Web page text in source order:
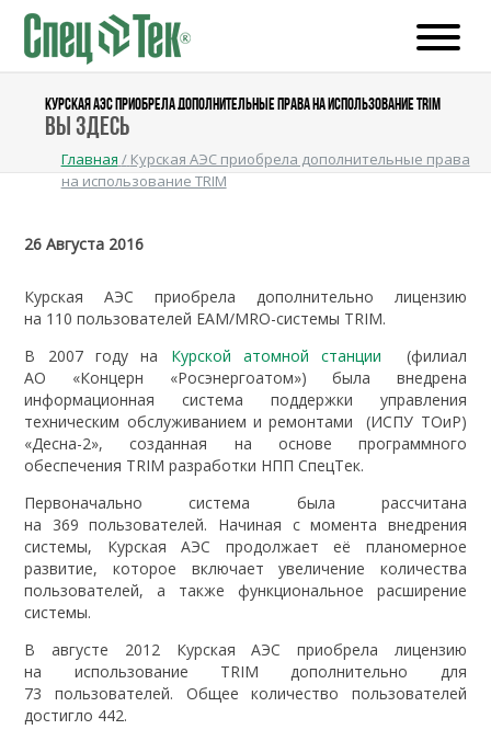
КУРСКАЯ АЭС ПРИОБРЕЛА ДОПОЛНИТЕЛЬНЫЕ ПРАВА НА ИСПОЛЬЗОВАНИЕ TRIM
Вы здесь
Главная / Курская АЭС приобрела дополнительные права
на использование TRIM
26 Августа 2016
Курская АЭС приобрела дополнительно лицензию
на 110 пользователей EAM/MRO-системы TRIM.
В 2007 году на Курской атомной станции (филиал
АО «Концерн «Росэнергоатом») была внедрена
информационная система поддержки управления
техническим обслуживанием и ремонтами (ИСПУ ТОиР)
«Десна-2», созданная на основе программного
обеспечения TRIM разработки НПП СпецТек.
Первоначально система была рассчитана
на 369 пользователей. Начиная с момента внедрения
системы, Курская АЭС продолжает её планомерное
развитие, которое включает увеличение количества
пользователей, а также функциональное расширение
системы.
В августе 2012 Курская АЭС приобрела лицензию
на использование TRIM дополнительно для
73 пользователей. Общее количество пользователей
достигло 442.